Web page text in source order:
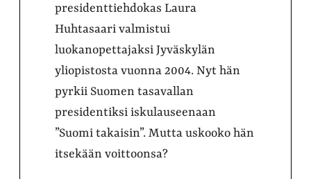
presidenttiehdokas Laura
Huhtasaari valmistui
luokanopettajaksi Jyväskylän
yliopistosta vuonna 2004. Nyt hän
pyrkii Suomen tasavallan
presidentiksi iskulauseenaan
”Suomi takaisin”. Mutta uskooko hän
itsekään voittoonsa?